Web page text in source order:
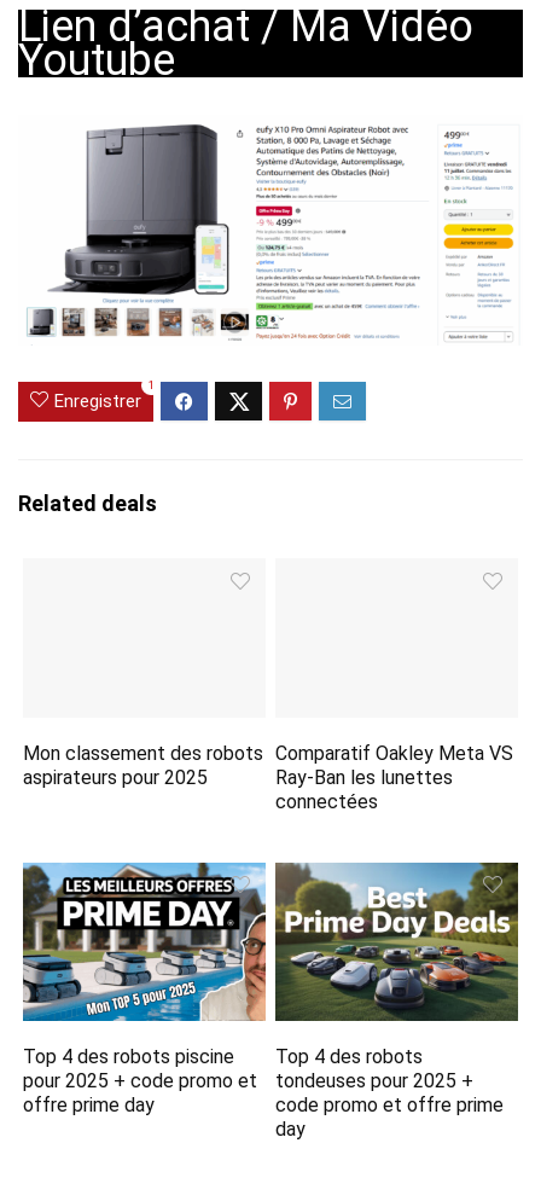
Lien d’achat/Ma Vidéo
Youtube
Enregistrer
1
Related deals
Mon classement des robots
aspirateurs pour 2025
Comparatif Oakley Meta VS
Ray-Ban les lunettes
connectées
Top 4 des robots piscine
pour 2025 + code promo et
offre prime day
Top 4 des robots
tondeuses pour 2025 +
code promo et offre prime
day